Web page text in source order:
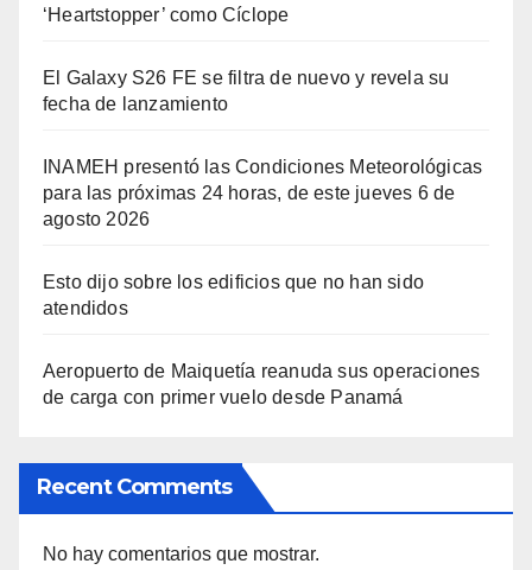
‘Heartstopper’ como Cíclope
El Galaxy S26 FE se filtra de nuevo y revela su
fecha de lanzamiento
INAMEH presentó las Condiciones Meteorológicas
para las próximas 24 horas, de este jueves 6 de
agosto 2026
Esto dijo sobre los edificios que no han sido
atendidos
Aeropuerto de Maiquetía reanuda sus operaciones
de carga con primer vuelo desde Panamá
Recent Comments
No hay comentarios que mostrar.